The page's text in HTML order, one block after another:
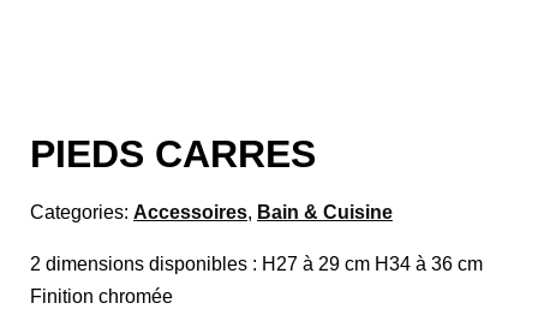
PIEDS CARRES
Categories: Accessoires, Bain & Cuisine
2 dimensions disponibles : H27 à 29 cm H34 à 36 cm
Finition chromée